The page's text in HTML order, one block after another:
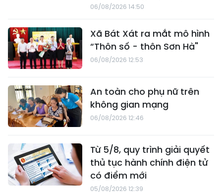
06/08/2026 14:50
Xã Bát Xát ra mắt mô hình
“Thôn số - thôn Sơn Hà"
06/08/2026 12:53
An toàn cho phụ nữ trên
không gian mạng
06/08/2026 12:46
Từ 5/8, quy trình giải quyết
thủ tục hành chính điện tử
có điểm mới
05/08/2026 12:39